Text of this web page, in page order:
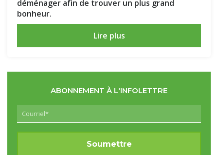
déménager afin de trouver un plus grand
bonheur.
Lire plus
ABONNEMENT À L'INFOLETTRE